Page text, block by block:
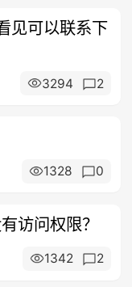
见可以联系下
3294 2
1328 0
访问权限？
1342 2